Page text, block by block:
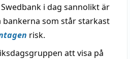
i dag sannolikt är
bankerna som står starkast
risk.
att visa på